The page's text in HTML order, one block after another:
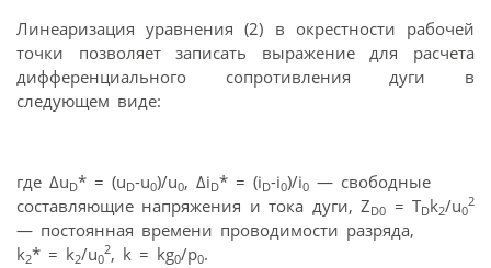
Линеаризация уравнения (2) в окрестности рабочей
точки позволяет записать выражение для расчета
дифференциального сопротивления дуги в
следующем виде:
где ΔuD* = (uD-u0)/u0, ΔiD* = (iD-i0)/i0 — свободные
составляющие напряжения и тока дуги, ZD0 = TDk2/u0
2
— постоянная времени проводимости разряда,
k2* = k2/u0
2, k = kg0/p0.